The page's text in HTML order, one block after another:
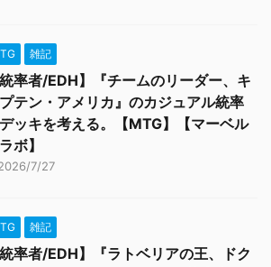
雑記
統率者/EDH】『チームのリーダー、キ
テン・アメリカ』のカジュアル統率
ッキを考える。【MTG】【マーベル
ボ】
7/27
雑記
統率者/EDH】『ラトベリアの王、ドク